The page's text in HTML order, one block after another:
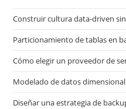
Construir cultura data-driven
Particionamiento de tablas en
Cómo elegir un proveedor de
Modelado de datos dimensional
Diseñar una estrategia de